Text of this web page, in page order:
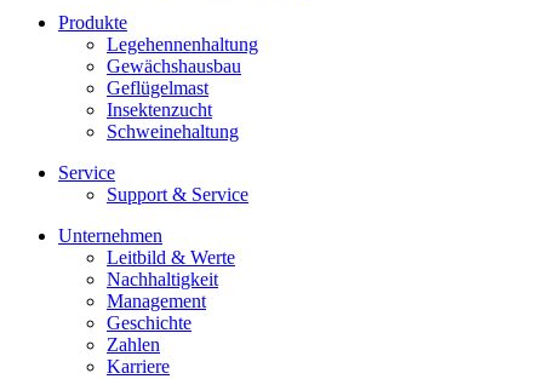
Produkte
Legehennenhaltung
Gewächshausbau
Geflügelmast
Insektenzucht
Schweinehaltung
Service
Support & Service
Unternehmen
Leitbild & Werte
Nachhaltigkeit
Management
Geschichte
Zahlen
Karriere